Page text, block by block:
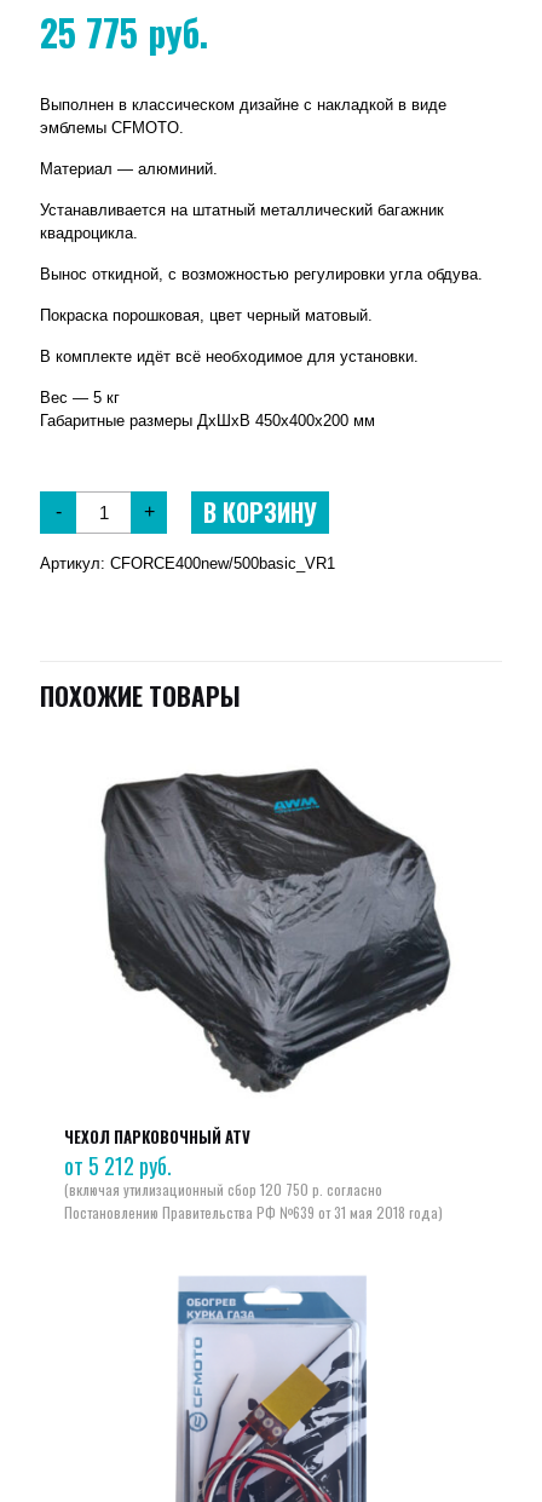
25 775 руб.
Выполнен в классическом дизайне с накладкой в виде
эмблемы CFMOTO.
Материал — алюминий.
Устанавливается на штатный металлический багажник
квадроцикла.
Вынос откидной, с возможностью регулировки угла обдува.
Покраска порошковая, цвет черный матовый.
В комплекте идёт всё необходимое для установки.
Вес — 5 кг
Габаритные размеры ДхШхВ 450х400х200 мм
- + В КОРЗИНУ
Артикул: CFORCE400new/500basic_VR1
ПОХОЖИЕ ТОВАРЫ
ЧЕХОЛ ПАРКОВОЧНЫЙ ATV
от 5 212 руб.